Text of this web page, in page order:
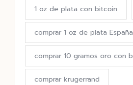
1 oz de plata con bitcoin
comprar 1 oz de plata España
comprar 10 gramos oro con
comprar krugerrand